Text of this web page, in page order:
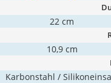
22 cm
10,9 cm
Karbonstahl /